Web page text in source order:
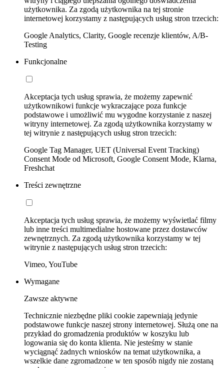
użytkownika. Za zgodą użytkownika na tej stronie
internetowej korzystamy z następujących usług stron trzecich:
Google Analytics, Clarity, Google recenzje klientów, A/B-
Testing
Funkcjonalne
Akceptacja tych usług sprawia, że możemy zapewnić
użytkownikowi funkcje wykraczające poza funkcje
podstawowe i umożliwić mu wygodne korzystanie z naszej
witryny internetowej. Za zgodą użytkownika korzystamy w
tej witrynie z następujących usług stron trzecich:
Google Tag Manager, UET (Universal Event Tracking)
Consent Mode od Microsoft, Google Consent Mode, Klarna,
Freshchat
Treści zewnętrzne
Akceptacja tych usług sprawia, że możemy wyświetlać filmy
lub inne treści multimedialne hostowane przez dostawców
zewnętrznych. Za zgodą użytkownika korzystamy w tej
witrynie z następujących usług stron trzecich:
Vimeo, YouTube
Wymagane
Zawsze aktywne
Technicznie niezbędne pliki cookie zapewniają jedynie
podstawowe funkcje naszej strony internetowej. Służą one na
przykład do gromadzenia produktów w koszyku lub
logowania się do konta klienta. Nie jesteśmy w stanie
wyciągnąć żadnych wniosków na temat użytkownika, a
wszelkie dane zgromadzone w ten sposób nigdy nie zostaną